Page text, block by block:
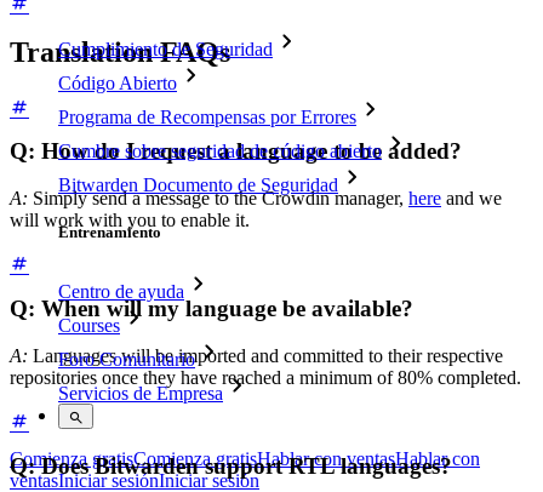
Cumplimiento de Seguridad
Código Abierto
Programa de Recompensas por Errores
Cumbre sobre seguridad de código abierto
Bitwarden Documento de Seguridad
Entrenamiento
Centro de ayuda
Courses
Foro Comunitario
Servicios de Empresa
Comienza gratisComienza gratisHablar con ventasHablar con
ventasIniciar sesiónIniciar sesión
Translation FAQs
Q: How do I request a language to be added?
A: Simply send a message to the Crowdin manager, here and we
will work with you to enable it.
Q: When will my language be available?
A: Languages will be imported and committed to their respective
repositories once they have reached a minimum of 80% completed.
Q: Does Bitwarden support RTL languages?